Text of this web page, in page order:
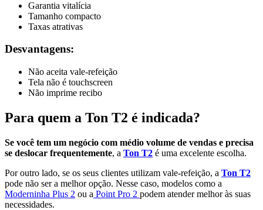
Garantia vitalícia
Tamanho compacto
Taxas atrativas
Desvantagens:
Não aceita vale-refeição
Tela não é touchscreen
Não imprime recibo
Para quem a Ton T2 é indicada?
Se você tem um negócio com médio volume de vendas e precisa
se deslocar frequentemente, a Ton T2 é uma excelente escolha.
Por outro lado, se os seus clientes utilizam vale-refeição, a Ton T2
pode não ser a melhor opção. Nesse caso, modelos como a
Moderninha Plus 2 ou a Point Pro 2 podem atender melhor às suas
necessidades.